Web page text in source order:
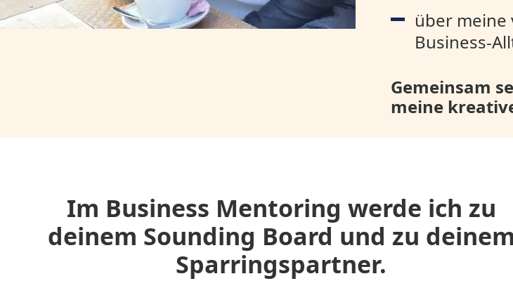
über meine
Business-
Gemeinsam
meine
Im Business Mentoring werde ich zu
deinem Sounding Board und zu deinem
Sparringspartner.